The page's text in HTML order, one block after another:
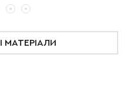
МАТЕРІАЛИ